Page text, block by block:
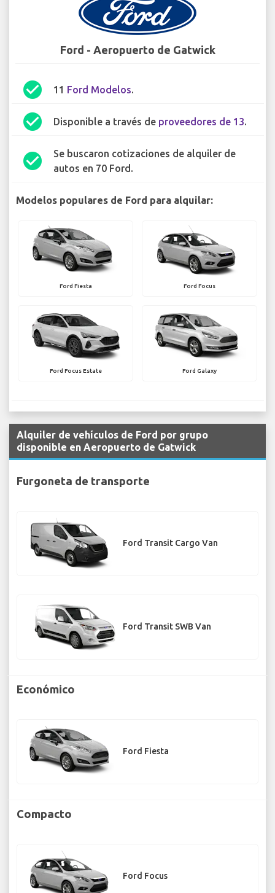
Ford - Aeropuerto de Gatwick
check_circle 11 Ford Modelos.
check_circle Disponible a través de proveedores de 13.
check_circle
Se buscaron cotizaciones de alquiler de
autos en 70 Ford.
Modelos populares de Ford para alquilar:
Ford Fiesta Ford Focus
Ford Focus Estate Ford Galaxy
Alquiler de vehículos de Ford por grupo
disponible en Aeropuerto de Gatwick
Furgoneta de transporte
Ford Transit Cargo Van
Ford Transit SWB Van
Económico
Ford Fiesta
Compacto
Ford Focus